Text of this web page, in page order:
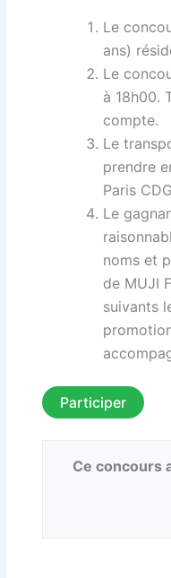
Le
ans)
Le
à 18h00.
compte.
Le
prendre
Paris
Le
noms et
de MUJI
suivants
Participer
Ce concours